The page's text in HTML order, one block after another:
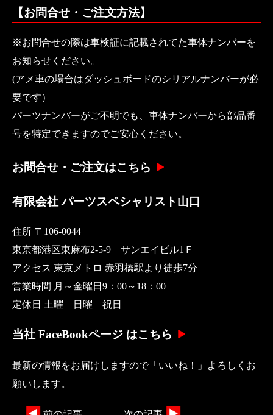
【お問合せ・ご注文方法】
※お問合せの際は車検証に記載されてた車体ナンバーを
お知らせください。
(アメ車の場合はダッシュボードのシリアルナンバーが必
要です）
パーツナンバーがご不明でも、車体ナンバーから部品番
号を特定できますのでご安心ください。
お問合せ・ご注文はこちら
有限会社 パーツスペシャリスト山口
住所 〒106-0044
東京都港区東麻布2-5-9 サンエイビル1Ｆ
アクセス 東京メトロ 赤羽橋駅より徒歩7分
営業時間 月～金曜日9：00～18：00
定休日 土曜 日曜 祝日
当社 FaceBookページ はこちら
最新の情報をお届けしますので「いいね！」よろしくお
願いします。